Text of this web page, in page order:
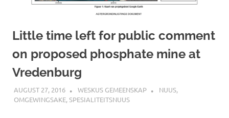
Little time left for public comment
on proposed phosphate mine at
Vredenburg
AUGUST 27, 2016 WESKUS GEMEENSKAP NUUS,
OMGEWINGSAKE,SPESIALITEITSNUUS